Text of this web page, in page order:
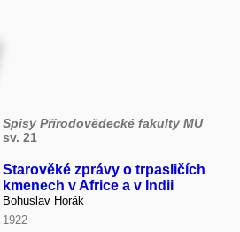
Spisy Přírodovědecké fakulty MU
sv. 21
Starověké zprávy o trpasličích
kmenech v Africe a v Indii
Bohuslav Horák
1922